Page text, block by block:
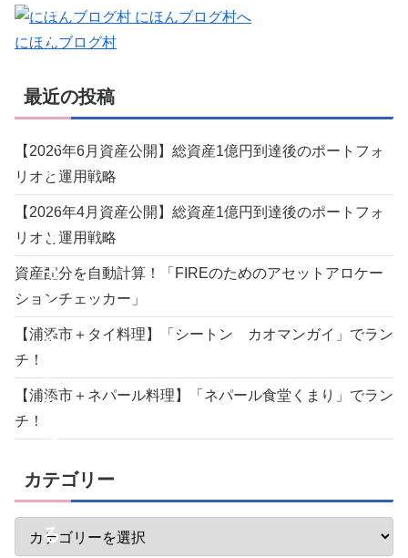
M
o
i
（
モ
ー
イ
モ
ー
イ
ち
ゃ
ん
ぷ
る
にほんブログ村
最近の投稿
【2026年6月資産公開】総資産1億円到達後のポートフォ
リオと運用戦略
【2026年4月資産公開】総資産1億円到達後のポートフォ
リオと運用戦略
資産配分を自動計算！「FIREのためのアセットアロケー
ションチェッカー」
【浦添市＋タイ料理】「シートン カオマンガイ」でラン
チ！
【浦添市＋ネパール料理】「ネパール食堂くまり」でラン
チ！
カテゴリー